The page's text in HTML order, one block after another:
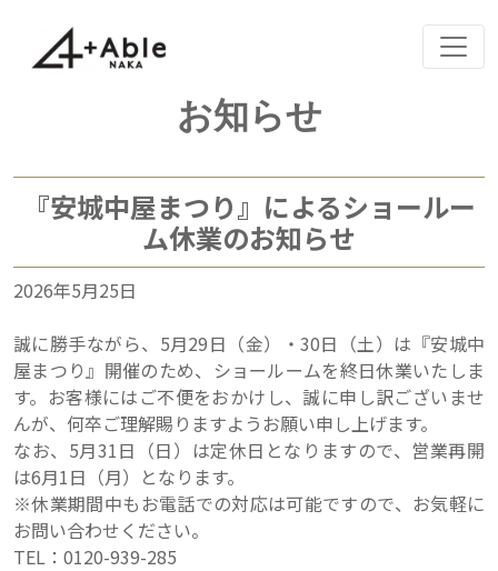
お知らせ
『安城中屋まつり』によるショールー
ム休業のお知らせ
2026年5月25日
誠に勝手ながら、5月29日（金）・30日（土）は『安城中
屋まつり』開催のため、ショールームを終日休業いたしま
す。お客様にはご不便をおかけし、誠に申し訳ございませ
んが、何卒ご理解賜りますようお願い申し上げます。
なお、5月31日（日）は定休日となりますので、営業再開
は6月1日（月）となります。
※休業期間中もお電話での対応は可能ですので、お気軽に
お問い合わせください。
TEL：0120-939-285